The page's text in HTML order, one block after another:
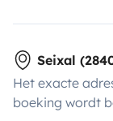
Seixal
Het exacte
boeking wordt